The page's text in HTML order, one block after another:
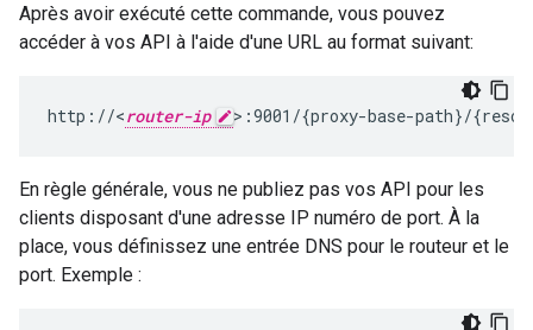
Après avoir exécuté cette commande, vous pouvez
accéder à vos API à l'aide d'une URL au format suivant:
http://<router-ip >:9001/{proxy-base-path}/
En règle générale, vous ne publiez pas vos API pour les
clients disposant d'une adresse IP numéro de port. À la
place, vous définissez une entrée DNS pour le routeur et le
port. Exemple :